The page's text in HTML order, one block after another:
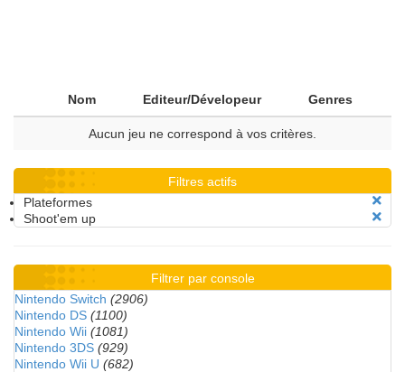
Nom Editeur/Dévelopeur Genres
Aucun jeu ne correspond à vos critères.
Filtres actifs
Plateformes
Shoot'em up
Filtrer par console
Nintendo Switch (2906)
Nintendo DS (1100)
Nintendo Wii (1081)
Nintendo 3DS (929)
Nintendo Wii U (682)